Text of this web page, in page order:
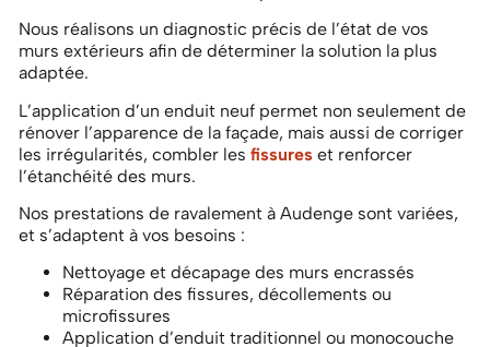
Nous réalisons un diagnostic précis de l’état de vos
murs extérieurs afin de déterminer la solution la plus
adaptée.
L’application d’un enduit neuf permet non seulement de
rénover l’apparence de la façade, mais aussi de corriger
les irrégularités, combler les fissures et renforcer
l’étanchéité des murs.
Nos prestations de ravalement à Audenge sont variées,
et s’adaptent à vos besoins :
Nettoyage et décapage des murs encrassés
Réparation des fissures, décollements ou
microfissures
Application d’enduit traditionnel ou monocouche